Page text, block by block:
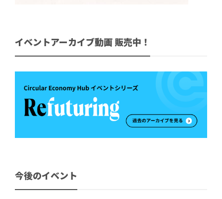
イベントアーカイブ動画 販売中！
今後のイベント